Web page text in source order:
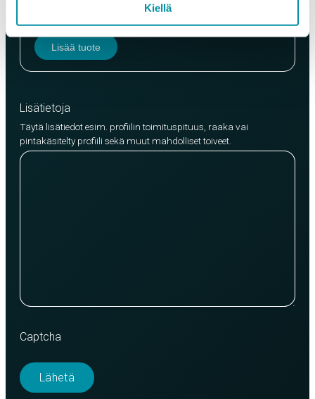
Kiellä
EN AW-6082 (min. 500kg)
Lisää tuote
Lisätietoja
Täytä lisätiedot esim. profiilin toimituspituus, raaka vai
pintakäsitelty profiili sekä muut mahdolliset toiveet.
Captcha